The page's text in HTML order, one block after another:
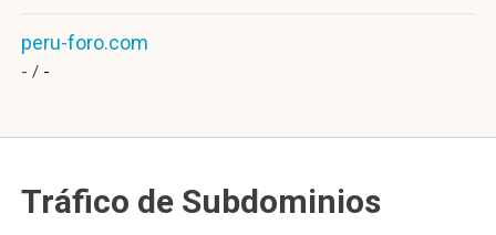
peru-foro.com
- / -
Tráfico de Subdominios